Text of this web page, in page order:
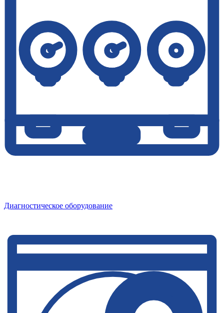
Диагностическое оборудование